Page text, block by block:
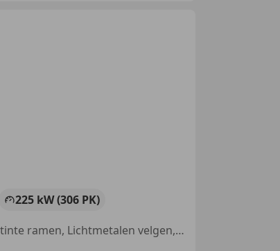
225 kW (306 PK)
Panorama dak, Parkeerhulp met camera, Sportstoelen, Sportonderstel, Getinte ramen, Lichtmetalen velgen, 4x4, Verkeersbordherkenning